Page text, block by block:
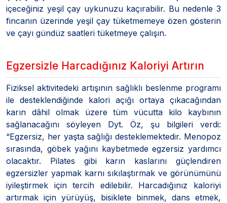
içeceğiniz yeşil çay uykunuzu kaçırabilir. Bu nedenle 3
fincanın üzerinde yeşil çay tüketmemeye özen gösterin
ve çayı gündüz saatleri tüketmeye çalışın.
Egzersizle Harcadığınız Kaloriyi Artırın
Fiziksel aktivitedeki artışının sağlıklı beslenme programı
ile desteklendiğinde kalori açığı ortaya çıkacağından
karın dâhil olmak üzere tüm vücutta kilo kaybının
sağlanacağını söyleyen Dyt. Öz, şu bilgileri verdi:
“Egzersiz, her yaşta sağlığı desteklemektedir. Menopoz
sırasında, göbek yağını kaybetmede egzersiz yardımcı
olacaktır. Pilates gibi karın kaslarını güçlendiren
egzersizler yapmak karnı sıkılaştırmak ve görünümünü
iyileştirmek için tercih edilebilir. Harcadığınız kaloriyi
artırmak için yürüyüş, bisiklete binmek, dans etmek,